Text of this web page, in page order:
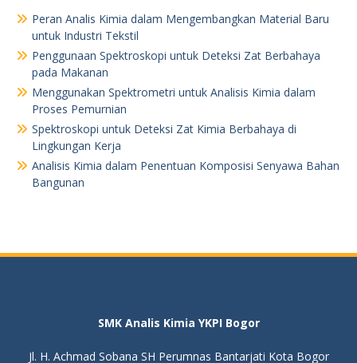
Peran Analis Kimia dalam Mengembangkan Material Baru
untuk Industri Tekstil
Penggunaan Spektroskopi untuk Deteksi Zat Berbahaya
pada Makanan
Menggunakan Spektrometri untuk Analisis Kimia dalam
Proses Pemurnian
Spektroskopi untuk Deteksi Zat Kimia Berbahaya di
Lingkungan Kerja
Analisis Kimia dalam Penentuan Komposisi Senyawa Bahan
Bangunan
SMK Analis Kimia YKPI Bogor
Jl. H. Achmad Sobana SH Perumnas Bantarjati Kota Bogor